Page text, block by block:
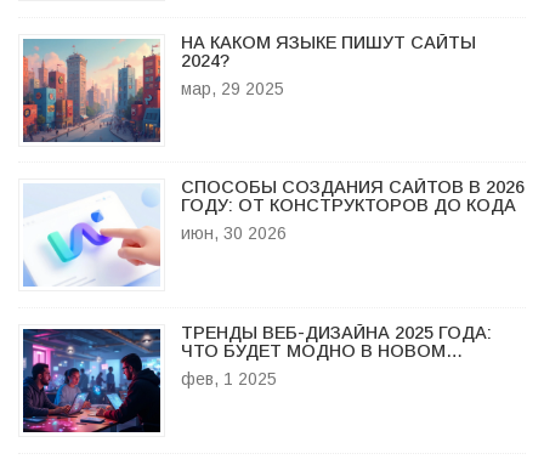
НА КАКОМ ЯЗЫКЕ ПИШУТ САЙТЫ
2024?
мар, 29 2025
СПОСОБЫ СОЗДАНИЯ САЙТОВ В 2026
ГОДУ: ОТ КОНСТРУКТОРОВ ДО КОДА
июн, 30 2026
ТРЕНДЫ ВЕБ-ДИЗАЙНА 2025 ГОДА:
ЧТО БУДЕТ МОДНО В НОВОМ
СЕЗОНЕ?
фев, 1 2025